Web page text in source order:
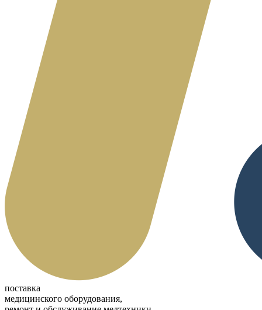
поставка
медицинского оборудования,